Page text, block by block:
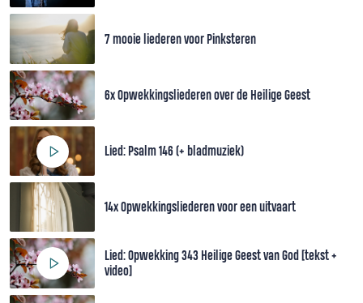
7 mooie liederen voor Pinksteren
6x Opwekkingsliederen over de Heilige Geest
Lied: Psalm 146 (+ bladmuziek)
14x Opwekkingsliederen voor een uitvaart
Lied: Opwekking 343 Heilige Geest van God [tekst +
video]